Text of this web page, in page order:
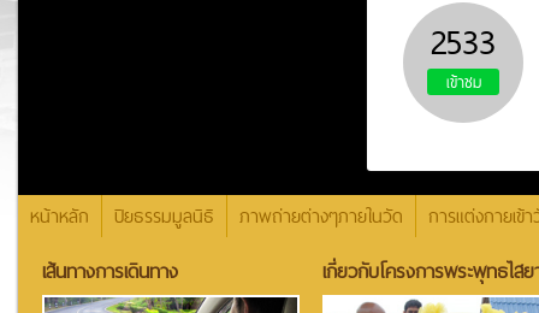
2533
เข้าชม
หน้าหลัก ปิยธรรมมูลนิธิ ภาพถ่ายต่างๆภายในวัด การแต่งกายเข้
เส้นทางการเดินทาง เกี่ยวกับโครงการพระพุทธไส